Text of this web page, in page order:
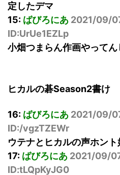
定したデマ
15: ばびろにあ 2021/09/
ID:UrUe1EZLp
小畑つまらん作画やってん
ヒカルの碁Season2書け
16: ばびろにあ 2021/09/
ID:/vgzTZEWr
ウテナとヒカルの声ホン
17: ばびろにあ 2021/09/
ID:tLQpKyJG0